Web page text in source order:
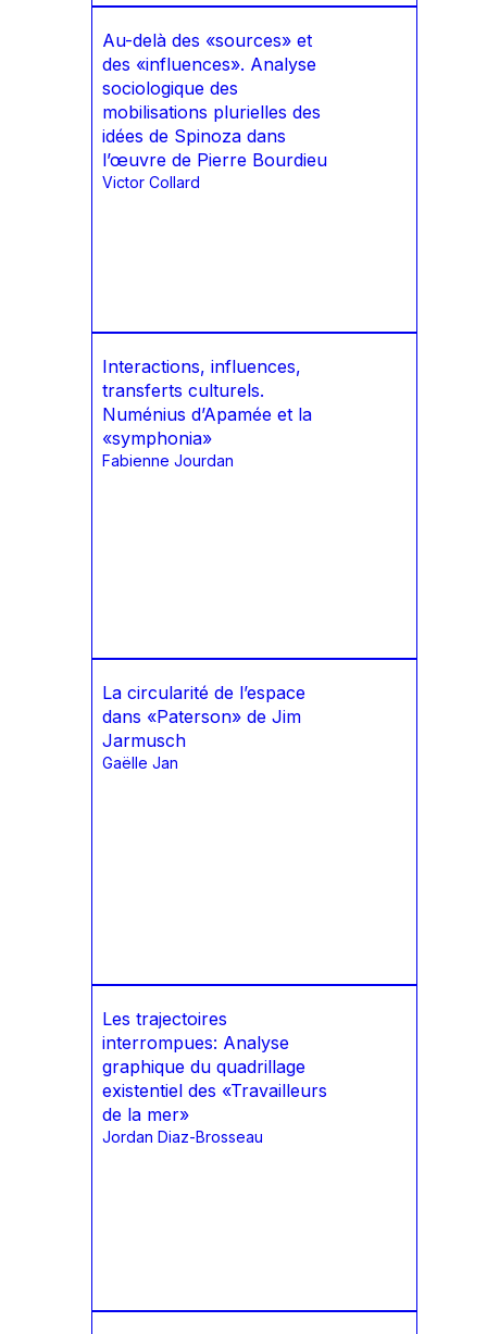
Au-delà des «sources» et
des «influences». Analyse
sociologique des
mobilisations plurielles des
idées de Spinoza dans
l’œuvre de Pierre Bourdieu
Victor Collard
Interactions, influences,
transferts culturels.
Numénius d’Apamée et la
«symphonia»
Fabienne Jourdan
La circularité de l’espace
dans «Paterson» de Jim
Jarmusch
Gaëlle Jan
Les trajectoires
interrompues: Analyse
graphique du quadrillage
existentiel des «Travailleurs
de la mer»
Jordan Diaz-Brosseau